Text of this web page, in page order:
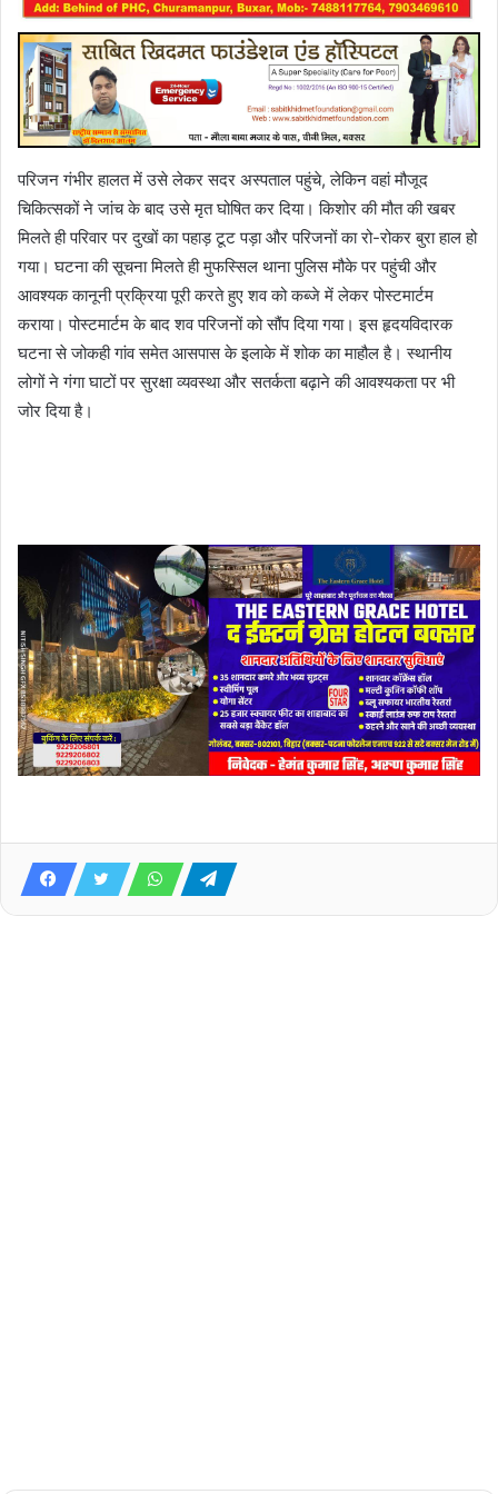
परिजन गंभीर हालत में उसे लेकर सदर अस्पताल पहुंचे, लेकिन वहां मौजूद
चिकित्सकों ने जांच के बाद उसे मृत घोषित कर दिया। किशोर की मौत की खबर
मिलते ही परिवार पर दुखों का पहाड़ टूट पड़ा और परिजनों का रो-रोकर बुरा हाल हो
गया। घटना की सूचना मिलते ही मुफस्सिल थाना पुलिस मौके पर पहुंची और
आवश्यक कानूनी प्रक्रिया पूरी करते हुए शव को कब्जे में लेकर पोस्टमार्टम
कराया। पोस्टमार्टम के बाद शव परिजनों को सौंप दिया गया। इस हृदयविदारक
घटना से जोकही गांव समेत आसपास के इलाके में शोक का माहौल है। स्थानीय
लोगों ने गंगा घाटों पर सुरक्षा व्यवस्था और सतर्कता बढ़ाने की आवश्यकता पर भी
जोर दिया है।